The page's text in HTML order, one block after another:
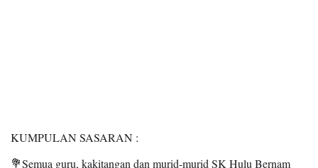
KUMPULAN SASARAN :
💐Semua guru, kakitangan dan murid-murid SK Hulu Bernam